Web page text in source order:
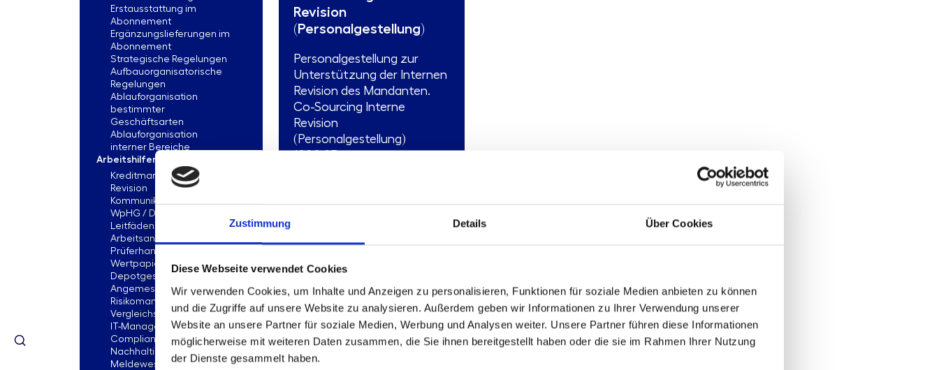
Zustimmung Details Über Cookies
Diese Webseite verwendet Cookies
Wir verwenden Cookies, um Inhalte und Anzeigen zu personalisieren, Funktionen für soziale Medien anbieten zu können
und die Zugriffe auf unsere Website zu analysieren. Außerdem geben wir Informationen zu Ihrer Verwendung unserer
Website an unsere Partner für soziale Medien, Werbung und Analysen weiter. Unsere Partner führen diese Informationen
möglicherweise mit weiteren Daten zusammen, die Sie ihnen bereitgestellt haben oder die sie im Rahmen Ihrer Nutzung
der Dienste gesammelt haben.
Erstausstattung im
Abonnement
Ergänzungslieferungen im
Abonnement
Strategische Regelungen
Aufbauorganisatorische
Regelungen
Ablauforganisation
bestimmter
Geschäftsarten
Ablauforganisation
interner Bereiche
Arbeitshilfen
Kreditmanagement
Revision
Kommunikation
WpHG / Depot / Geldwäsche
Leitfäden zur Erstellung von
Arbeitsanweisungen
Prüferhandbuch für das
Wertpapier- und
Depotgeschäft
Angemessenheitsnachweise
Risikomanagement
Vergleichsstudien
IT-Management
Compliance Management
Nachhaltigkeitsmanagement
Meldewesen
Revision
(Personalgestellung)
Personalgestellung zur
Unterstützung der Internen
Revision des Mandanten.
Co-Sourcing Interne
Revision
(Personalgestellung)
1000.27
Beratungsleistung